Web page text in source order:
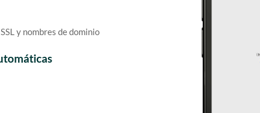
y nombres de dominio